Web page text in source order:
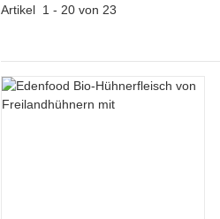
Artikel 1 - 20 von 23